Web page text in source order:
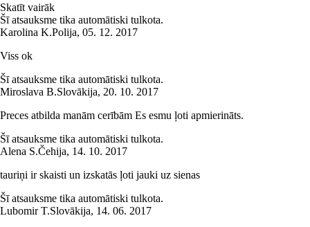
Skatīt vairāk
Šī atsauksme tika automātiski tulkota.
Karolina K.Polija, 05. 12. 2017
Viss ok
Šī atsauksme tika automātiski tulkota.
Miroslava B.Slovākija, 20. 10. 2017
Preces atbilda manām cerībām Es esmu ļoti apmierināts.
Šī atsauksme tika automātiski tulkota.
Alena S.Čehija, 14. 10. 2017
tauriņi ir skaisti un izskatās ļoti jauki uz sienas
Šī atsauksme tika automātiski tulkota.
Lubomir T.Slovākija, 14. 06. 2017